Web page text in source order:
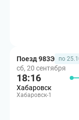
Поезд 983Э по
сб, 20 сентября
18:16
Хабаровск
Хабаровск-1